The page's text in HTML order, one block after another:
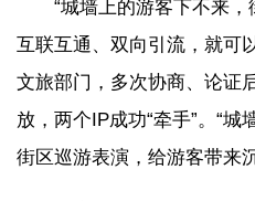
“城墙上的游客下不来
互联互通、双向引流，就可
文旅部门，多次协商、论证
放，两个IP成功“牵手”。“
街区巡游表演，给游客带来